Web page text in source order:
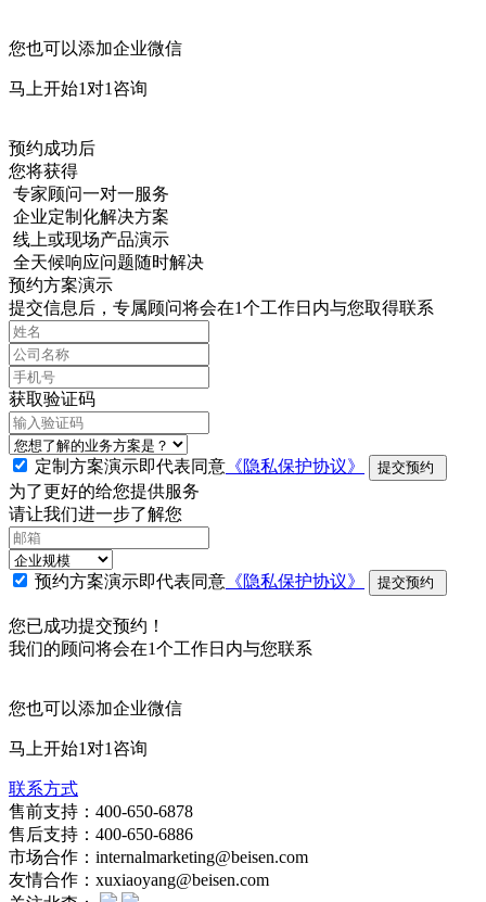
您也可以添加企业微信
马上开始1对1咨询
预约成功后
您将获得
专家顾问一对一服务
企业定制化解决方案
线上或现场产品演示
全天候响应问题随时解决
预约方案演示
提交信息后，专属顾问将会在1个工作日内与您取得联系
获取验证码
定制方案演示即代表同意 《隐私保护协议》 提交预约
为了更好的给您提供服务
请让我们进一步了解您
预约方案演示即代表同意 《隐私保护协议》 提交预约
您已成功提交预约！
我们的顾问将会在1个工作日内与您联系
您也可以添加企业微信
马上开始1对1咨询
联系方式
售前支持：400-650-6878
售后支持：400-650-6886
市场合作：internalmarketing@beisen.com
友情合作：xuxiaoyang@beisen.com